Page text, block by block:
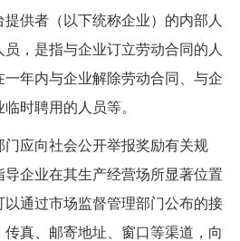
供者（以下统称企业）的内部人
，是指与企业订立劳动合同的人
一年内与企业解除劳动合同、与企
时聘用的人员等。
门应向社会公开举报奖励有关规
企业在其生产经营场所显著位置
通过市场监督管理部门公布的接
真、邮寄地址、窗口等渠道，向